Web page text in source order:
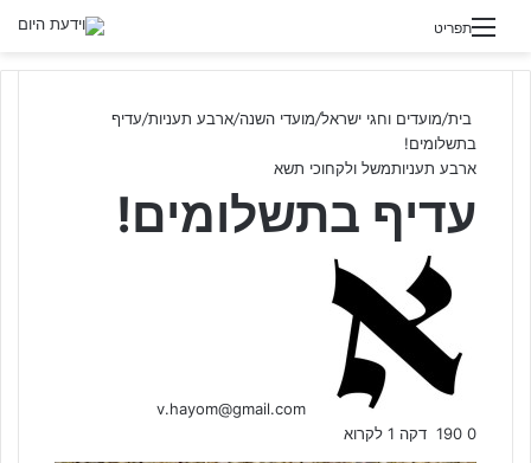
תפריט
בית/מועדים וחגי ישראל/מועדי השנה/ארבע תעניות/עדיף
בתשלומים!
ארבע תעניותמשל ולקחוכי תשא
עדיף בתשלומים!
v.hayom@gmail.com
0 דקה 1 לקרוא